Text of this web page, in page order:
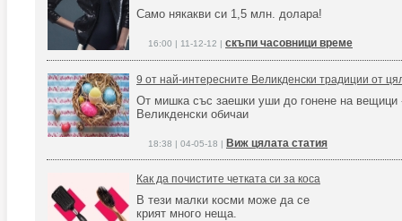
Само някакви си 1,5 млн. долара!
16:00 | 11-12-12 | скъпи часовници време
9 от най-интересните Великденски традиции от
От мишка със заешки уши до гонене на вещици
Великденски обичаи
18:38 | 04-05-18 | Виж цялата статия
Как да почистите четката си за коса
В тези малки косми може да се
крият много неща.